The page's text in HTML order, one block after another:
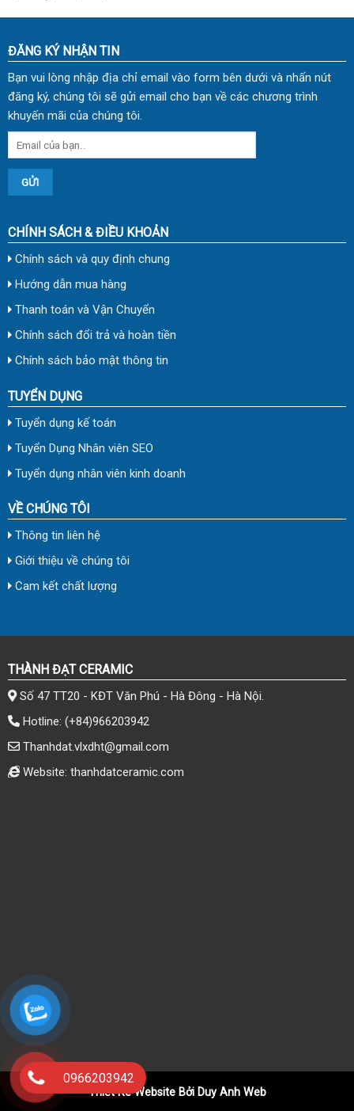
ĐĂNG KÝ NHẬN TIN
Bạn vui lòng nhập địa chỉ email vào form bên dưới và nhấn nút
đăng ký, chúng tôi sẽ gửi email cho bạn về các chương trình
khuyến mãi của chúng tôi.
CHÍNH SÁCH & ĐIỀU KHOẢN
Chính sách và quy định chung
Hướng dẫn mua hàng
Thanh toán và Vận Chuyển
Chính sách đổi trả và hoàn tiền
Chính sách bảo mật thông tin
TUYỂN DỤNG
Tuyển dụng kế toán
Tuyển Dụng Nhân viên SEO
Tuyển dụng nhân viên kinh doanh
VỀ CHÚNG TÔI
Thông tin liên hệ
Giới thiệu về chúng tôi
Cam kết chất lượng
THÀNH ĐẠT CERAMIC
Số 47 TT20 - KĐT Văn Phú - Hà Đông - Hà Nội.
Hotline: (+84)966203942
Thanhdat.vlxdht@gmail.com
Website: thanhdatceramic.com
0966203942
Thiết Kế Website Bởi Duy Anh Web